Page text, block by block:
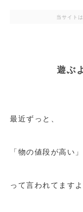
当サイト
遊ぶ
最近ずっと、
「物の値段が高い」
って言われてますよ